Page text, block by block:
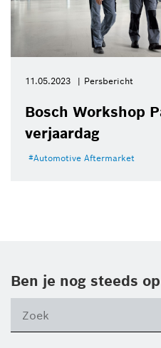
11.05.2023 Persbericht
Bosch Workshop
verjaardag
Automotive Aftermarket
Ben je nog steeds